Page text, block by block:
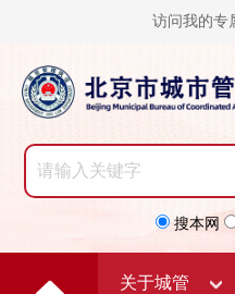
访问我的专
搜本网
关于城管